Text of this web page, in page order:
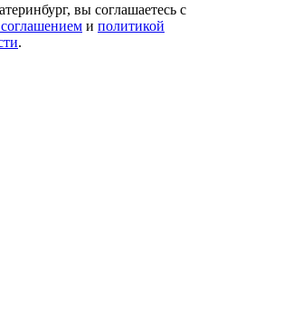
вы соглашаетесь с
и политикой
.